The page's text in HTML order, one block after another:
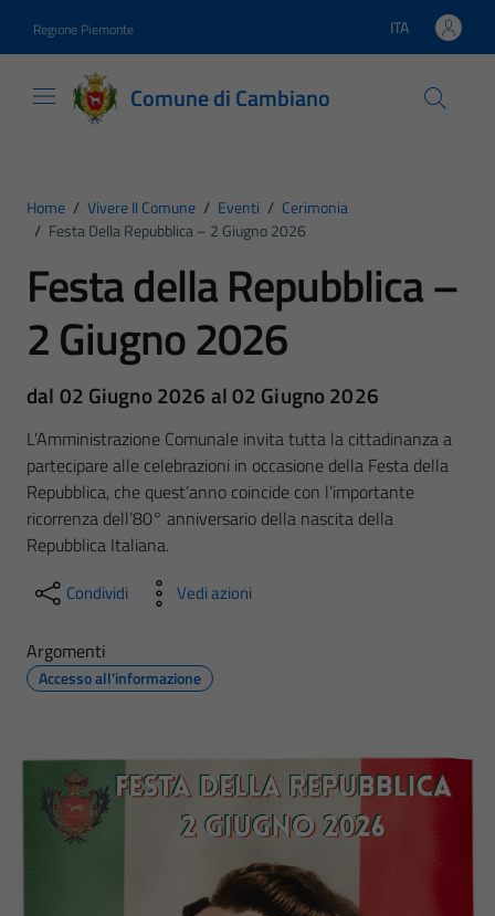
Regione Piemonte Lingua attiva:
ITA
Comune di Cambiano
Home / Vivere Il Comune / Eventi / Cerimonia
/ Festa Della Repubblica – 2 Giugno 2026
Festa della Repubblica –
2 Giugno 2026
dal 02 Giugno 2026 al 02 Giugno 2026
L’Amministrazione Comunale invita tutta la cittadinanza a
partecipare alle celebrazioni in occasione della Festa della
Repubblica, che quest’anno coincide con l’importante
ricorrenza dell’80° anniversario della nascita della
Repubblica Italiana.
Condividi Vedi azioni
Argomenti
Accesso all'informazione